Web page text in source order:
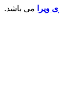
ویرا می باشد.